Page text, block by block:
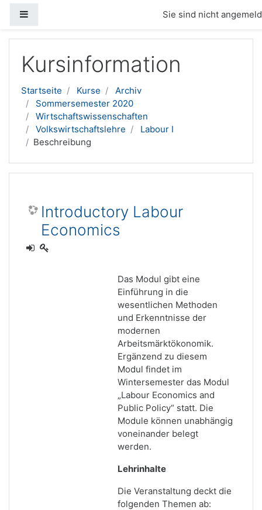
Sie sind nicht
Kursinformation
Startseite Kurse
Archiv
Sommersemester 2020
Wirtschaftswissenschaften
Volkswirtschaftslehre
Labour I
Beschreibung
Introductory Labour
Economics
Das Modul gibt eine
Einführung in die
wesentlichen Methoden
und Erkenntnisse der
modernen
Arbeitsmärktökonomik.
Ergänzend zu diesem
Modul findet im
Wintersemester das Modul
„Labour Economics and
Public Policy“ statt. Die
Module können unabhängig
voneinander belegt
werden.
Lehrinhalte
Die Veranstaltung deckt die
folgenden Themen ab: